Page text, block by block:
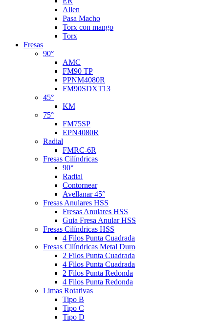
Allen
Pasa Macho
Torx con mango
Torx
Fresas
90°
AMC
FM90 TP
PPNM4080R
FM90SDXT13
45°
KM
75°
FM75SP
EPN4080R
Radial
FMRC-6R
Fresas Cilíndricas
90°
Radial
Contornear
Avellanar 45°
Fresas Anulares HSS
Fresas Anulares HSS
Guia Fresa Anular HSS
Fresas Cilíndricas HSS
4 Filos Punta Cuadrada
Fresas Cilíndricas Metal Duro
2 Filos Punta Cuadrada
4 Filos Punta Cuadrada
2 Filos Punta Redonda
4 Filos Punta Redonda
Limas Rotativas
Tipo B
Tipo C
Tipo D